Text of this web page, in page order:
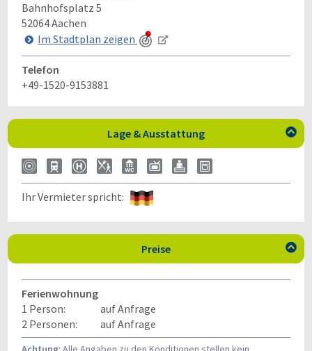
Bahnhofsplatz 5
52064Aachen
Im Stadtplan zeigen
Telefon
+49-1520-9153881
Lage & Ausstattung 
Ihr Vermieter spricht:
Preise 
Ferienwohnung
1 Person:
auf Anfrage
2 Personen:
auf Anfrage